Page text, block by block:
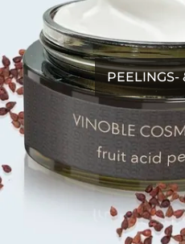
PEELINGS-